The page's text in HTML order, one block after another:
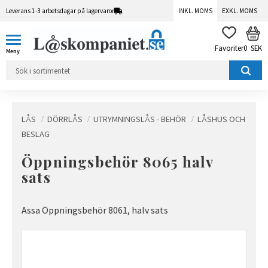
Leverans 1-3 arbetsdagar på lagervaror INKL. MOMS EXKL. MOMS
FAVORITER
0 SEK
LÅS DÖRRLÅS UTRYMNINGSLÅS - BEHÖR
LÅSHUS OCH
BESLAG
Öppningsbehör 8065 halv
sats
Assa Öppningsbehör 8061, halv sats